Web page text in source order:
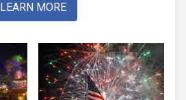
LEARN MORE